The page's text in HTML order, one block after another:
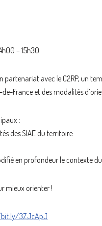
– 15h30
partenariat avec le C2RP, un
France et des modalités
:
des SIAE du territoire
en profondeur le contexte
mieux orienter !
3ZJcApJ